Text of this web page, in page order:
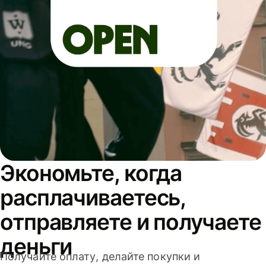
Экономьте, когда
расплачиваетесь,
отправляете и получаете
деньги
Получайте оплату, делайте покупки и